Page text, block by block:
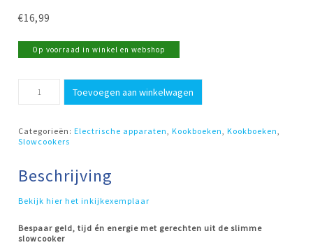
€16,99
Op voorraad in winkel en webshop
ultieme
slowcooker
Toevoegen aan winkelwagen
Categorieën:Electrische apparaten ,Kookboeken ,Kookboeken
Slowcookers
Beschrijving
Bekijk hier het inkijkexemplaar
Bespaar geld, tijd én energie met gerechten uit de slimme
slowcooker